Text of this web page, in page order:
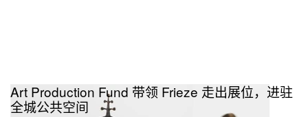
Art Production Fund 带领 Frieze 走出展位，进驻
全城公共空间